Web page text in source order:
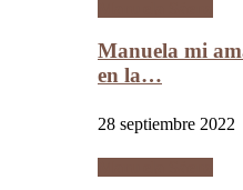
Manuela mi
en la…
28 septiembre 2022